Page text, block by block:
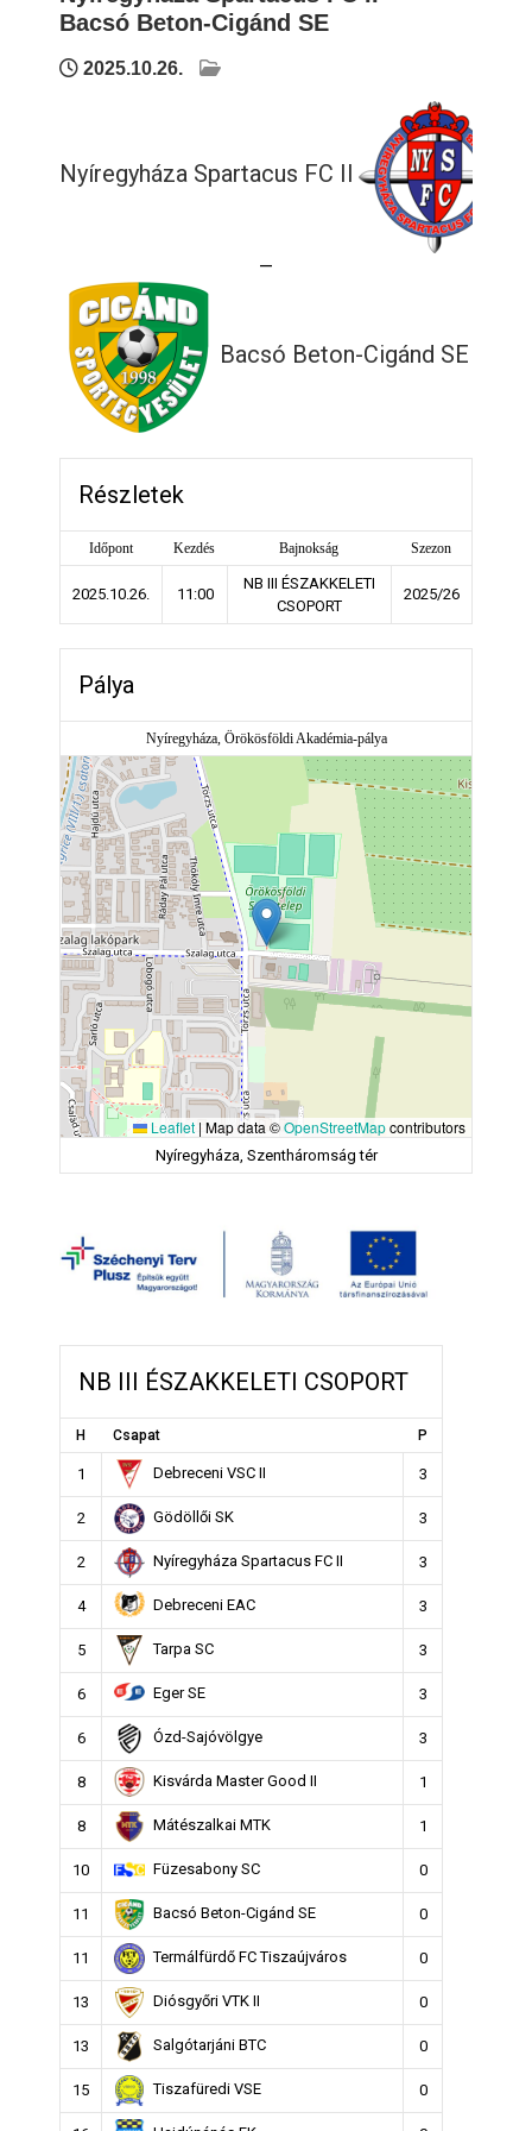
Bacsó Beton-Cigánd SE
2025.10.26.
Nyíregyháza Spartacus FC II
—
Bacsó Beton-Cigánd SE
Részletek
Időpont Kezdés Bajnokság Szezon
2025.10.26. 11:00
NB III ÉSZAKKELETI
CSOPORT
2025/26
Pálya
Nyíregyháza, Örökösföldi Akadémia-pálya
Leaflet | Map data ©OpenStreetMapcontributors
Nyíregyháza, Szentháromság tér
NB III ÉSZAKKELETI CSOPORT
H Csapat P
1 Debreceni VSC II 3
2 Gödöllői SK 3
2 Nyíregyháza Spartacus FC II 3
4 Debreceni EAC 3
5 Tarpa SC 3
6 Eger SE 3
6 Ózd-Sajóvölgye 3
8 Kisvárda Master Good II 1
8 Mátészalkai MTK 1
10 Füzesabony SC 0
11 Bacsó Beton-Cigánd SE 0
11 Termálfürdő FC Tiszaújváros 0
13 Diósgyőri VTK II 0
13 Salgótarjáni BTC 0
15 Tiszafüredi VSE 0